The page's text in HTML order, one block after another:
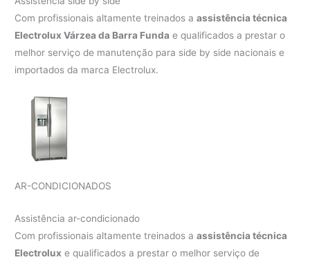
Com profissionais altamente treinados aassistência técnica
Electrolux Várzea da Barra Funda e qualificados a prestar o
melhor serviço de manutenção para side by side nacionais e
importados da marca Electrolux.
AR-CONDICIONADOS
Assistência ar-condicionado
Com profissionais altamente treinados aassistência técnica
Electrolux e qualificados a prestar o melhor serviço de